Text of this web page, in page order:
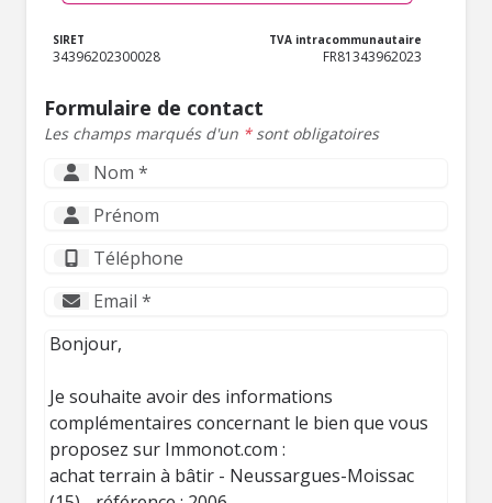
SIRET
34396202300028
TVA intracommunautaire
FR81343962023
Formulaire de contact
Les champs marqués d'un *sont obligatoires